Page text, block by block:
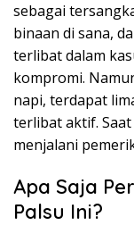
sebagai
binaan di sana,
terlibat dalam
kompromi.
napi, terdapat
terlibat aktif.
menjalani
Apa Saja
Palsu Ini?